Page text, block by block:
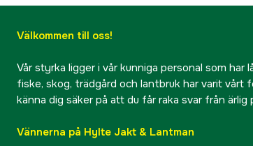
Välkommen till oss!
Vår styrka ligger i vår kunniga personal som har
fiske, skog, trädgård och lantbruk har varit vårt
känna dig säker på att du får raka svar från ärlig
Vännerna på Hylte Jakt & Lantman